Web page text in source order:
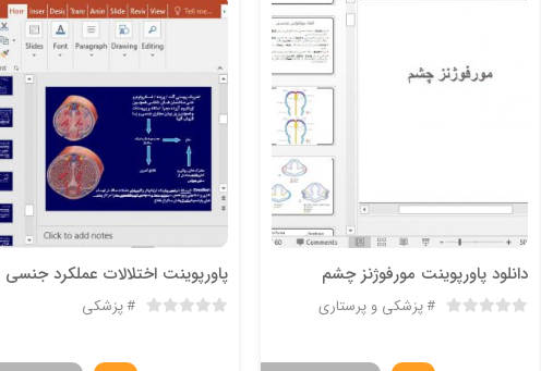
دانلود پاورپوینت مورفوژنز چشم
پزشکی و پرستاری
پاورپوینت اختلالات عملکرد جنسی
پزشکی